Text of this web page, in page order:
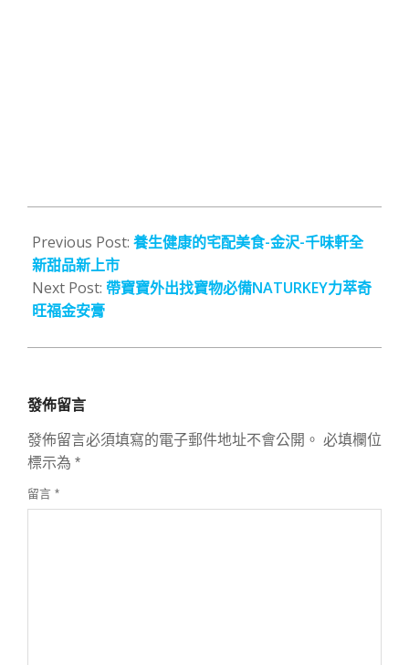
09-
02
Previous Post: 養生健康的宅配美食-金沢-千味軒全
新甜品新上市
Next Post: 帶寶寶外出找寶物必備NATURKEY力萃奇
旺福金安膏
發佈留言
發佈留言必須填寫的電子郵件地址不會公開。 必填欄位
標示為 *
留言 *